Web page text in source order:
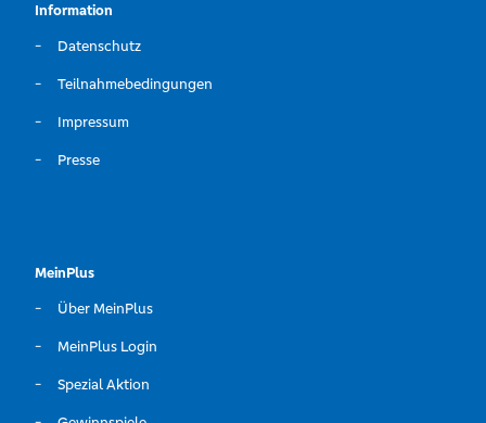
Information
Datenschutz
Teilnahmebedingungen
Impressum
Presse
MeinPlus
Über MeinPlus
MeinPlus Login
Spezial Aktion